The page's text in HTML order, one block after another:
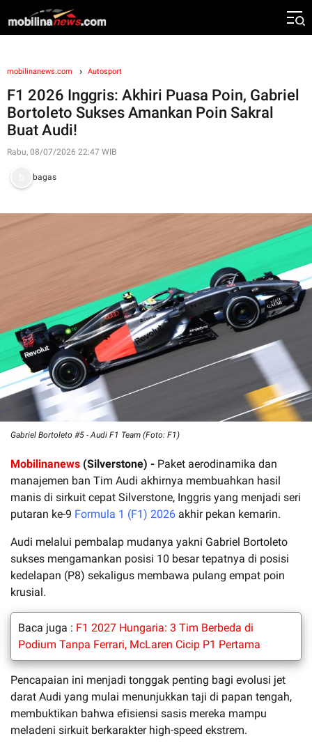
mobilinanews.com Autosport
F1 2026 Inggris: Akhiri Puasa Poin, Gabriel
Bortoleto Sukses Amankan Poin Sakral
Buat Audi!
Rabu, 08/07/2026 22:47 WIB
bagas
Gabriel Bortoleto #5 - Audi F1 Team (Foto: F1)
Mobilinanews (Silverstone) - Paket aerodinamika dan
manajemen ban Tim Audi akhirnya membuahkan hasil
manis di sirkuit cepat Silverstone, Inggris yang menjadi seri
putaran ke-9 Formula 1 (F1) 2026 akhir pekan kemarin.
Audi melalui pembalap mudanya yakni Gabriel Bortoleto
sukses mengamankan posisi 10 besar tepatnya di posisi
kedelapan (P8) sekaligus membawa pulang empat poin
krusial.
Baca juga : F1 2027 Hungaria: 3 Tim Berbeda di
Podium Tanpa Ferrari, McLaren Cicip P1 Pertama
Pencapaian ini menjadi tonggak penting bagi evolusi jet
darat Audi yang mulai menunjukkan taji di papan tengah,
membuktikan bahwa efisiensi sasis mereka mampu
meladeni sirkuit berkarakter high-speed ekstrem.